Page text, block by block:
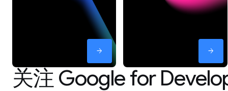
arrow_forward arrow_forward
关注 Google for